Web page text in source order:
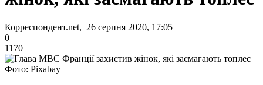
Корреспондент.net, 26 серпня 2020, 17:05
0
1170
Фото: Pixabay